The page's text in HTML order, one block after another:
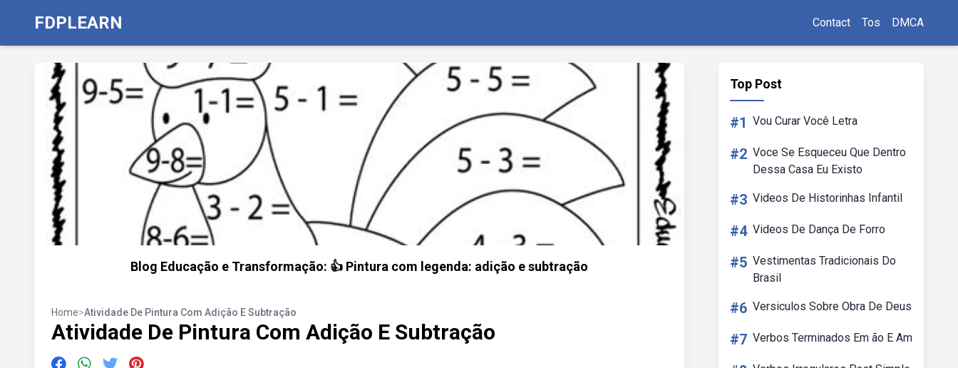
FDPLEARN Contact Tos DMCA
Blog Educação e Transformação: 👍 Pintura com legenda: adição e subtração
Home>Atividade De Pintura Com Adição E Subtração
Atividade De Pintura Com Adição E Subtração
Top Post
#1 Vou Curar Você Letra
#2 Voce Se Esqueceu Que Dentro
Dessa Casa Eu Existo
#3 Videos De Historinhas Infantil
#4 Videos De Dança De Forro
#5 Vestimentas Tradicionais Do
Brasil
#6 Versiculos Sobre Obra De Deus
#7 Verbos Terminados Em ão E Am